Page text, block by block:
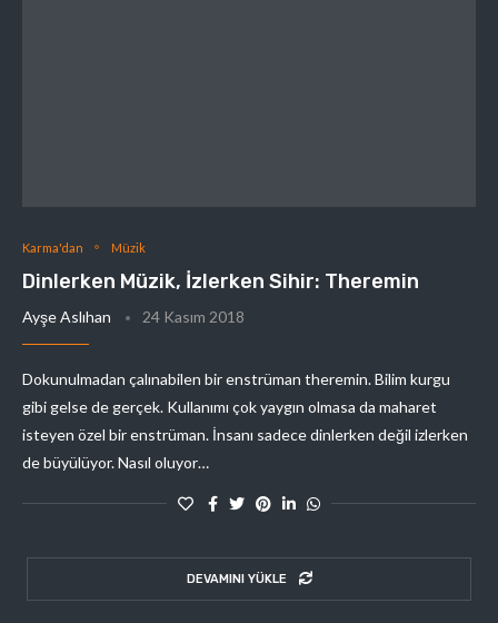
Karma'dan Müzik
Dinlerken Müzik, İzlerken Sihir: Theremin
Ayşe Aslıhan 24 Kasım 2018
Dokunulmadan çalınabilen bir enstrüman theremin. Bilim kurgu
gibi gelse de gerçek. Kullanımı çok yaygın olmasa da maharet
isteyen özel bir enstrüman. İnsanı sadece dinlerken değil izlerken
de büyülüyor. Nasıl oluyor…
DEVAMINI YÜKLE